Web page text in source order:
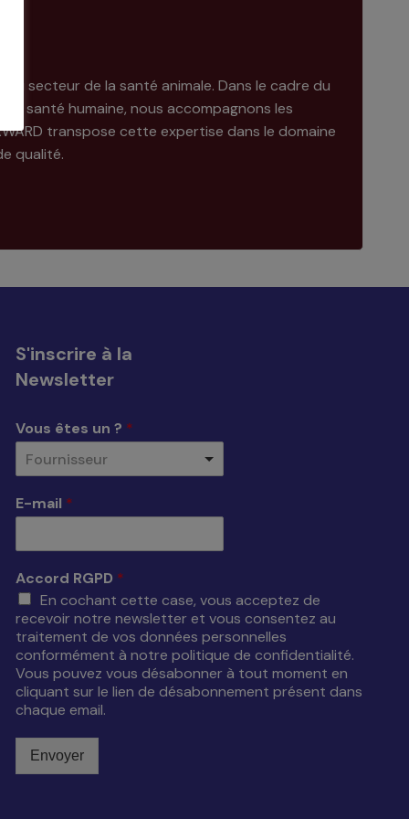
secteur de la santé animale. Dans le cadre du
santé humaine, nous accompagnons les
transpose cette expertise dans le domaine
qualité.
S'inscrire à la
Newsletter
Vous êtes un ? *
Fournisseur
E-mail *
Accord RGPD *
En cochant cette case, vous acceptez de
recevoir notre newsletter et vous consentez au
traitement de vos données personnelles
conformément à notre politique de confidentialité.
Vous pouvez vous désabonner à tout moment en
cliquant sur le lien de désabonnement présent dans
chaque email.
Envoyer